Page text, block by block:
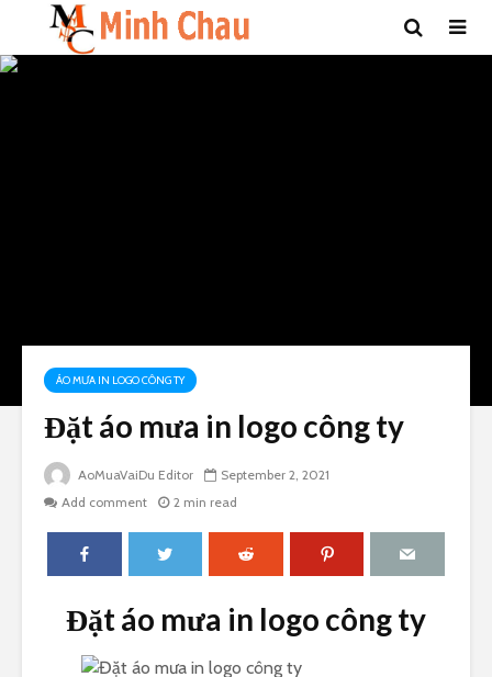
ÁO MƯA IN LOGO CÔNG TY
Đặt áo mưa in logo công ty
AoMuaVaiDu Editor
September 2, 2021
Add comment
2 min read
Đặt áo mưa in logo công ty